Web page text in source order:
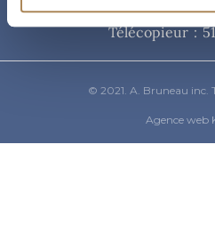
514-871-9821/ 1-
Télécopieur :
© 2021. A. Bruneau inc.
Agence web